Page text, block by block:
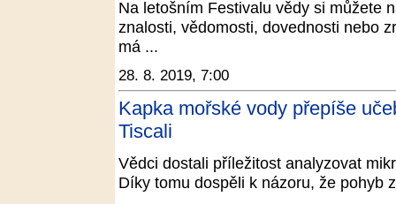
Na letošním Festivalu vědy si můžete
znalosti, vědomosti, dovednosti nebo
má ...
28. 8. 2019, 7:00
Kapka mořské vody přepíše
Tiscali
Vědci dostali příležitost analyzovat
Díky tomu dospěli k názoru, že pohyb